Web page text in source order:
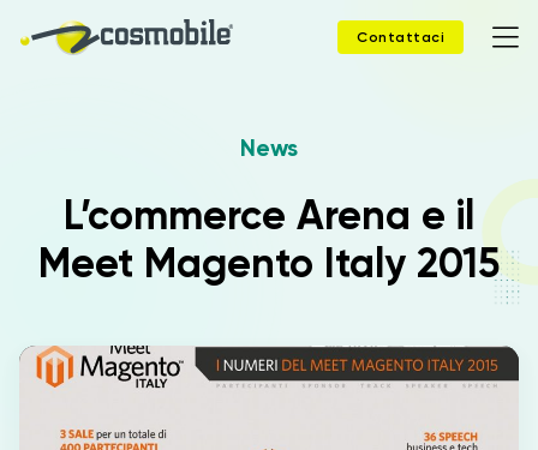
Contattaci
Prodotti
Soluzioni
Case Study
Webinar
News
L’commerce Arena e il
Meet Magento Italy 2015